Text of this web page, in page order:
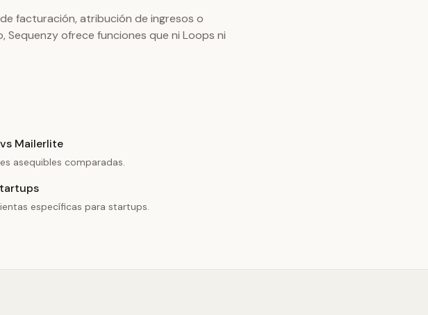
facturación, atribución de ingresos o
Sequenzy ofrece funciones que ni Loops ni
Mailerlite
asequibles comparadas.
específicas para startups.